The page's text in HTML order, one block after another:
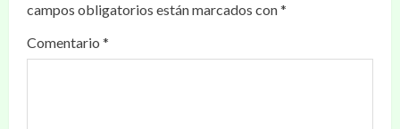
campos obligatorios están marcados con*
Comentario *